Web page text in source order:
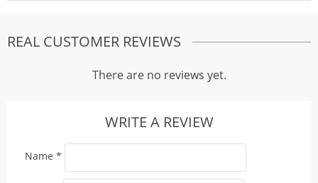
REAL CUSTOMER REVIEWS
There are no reviews yet.
WRITE A REVIEW
Name *